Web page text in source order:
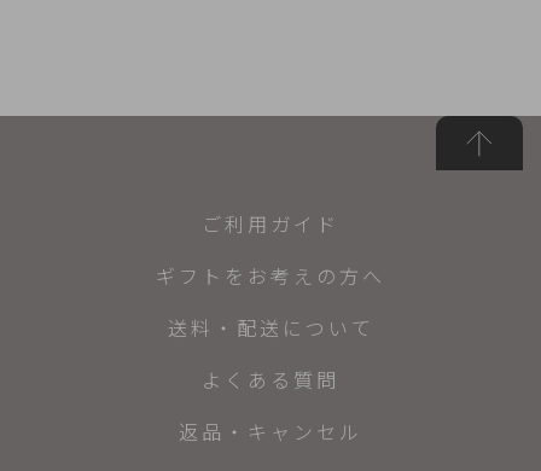
ご利用ガイド
ギフトをお考えの方へ
送料・配送について
よくある質問
返品・キャンセル